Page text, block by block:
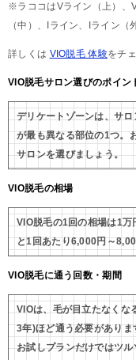
※ラココはVライン（上）、
（中）、Iライン、Iライン（
詳しくは VIO脱毛 体験をチ
VIO脱毛サロン選びのポイン
デリケートゾーンは、サ
が最も異なる部位の1つ。
サロンを選びましょう。
VIO脱毛の相場
VIO脱毛の1回の相場は1万
と1回あたり6,000円～
VIO脱毛に通う回数・期間
VIOは、毛が目立たなくな
3年)ほど通う必要があり
お試しプランだけではツ